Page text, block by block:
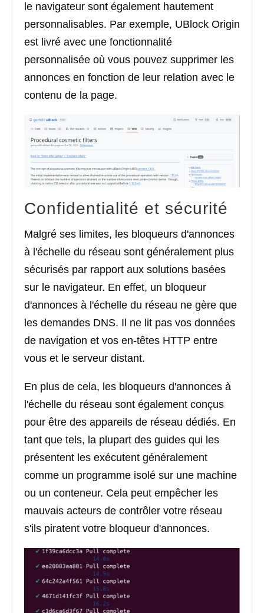
le navigateur sont également hautement
personnalisables. Par exemple, UBlock Origin
est livré avec une fonctionnalité
personnalisée où vous pouvez supprimer les
annonces en fonction de leur relation avec le
contenu de la page.
Confidentialité et sécurité
Malgré ses limites, les bloqueurs d'annonces
à l'échelle du réseau sont généralement plus
sécurisés par rapport aux solutions basées
sur le navigateur. En effet, un bloqueur
d'annonces à l'échelle du réseau ne gère que
les demandes DNS. Il ne lit pas vos données
de navigation et vos en-têtes HTTP entre
vous et le serveur distant.
En plus de cela, les bloqueurs d'annonces à
l'échelle du réseau sont également conçus
pour être des appareils de réseau dédiés. En
tant que tels, la plupart des guides qui les
présentent les exécutent généralement
comme un programme isolé sur une machine
ou un conteneur. Cela peut empêcher les
mauvais acteurs de contrôler votre réseau
s'ils piratent votre bloqueur d'annonces.